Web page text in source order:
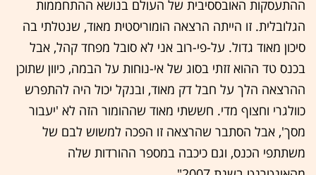
ההתעסקות האובססיבית של העולם בנושא ההתחממות
הגלובלית. זו הייתה הרצאה הומוריסטית מאוד, שנטלתי בה
סיכון מאוד גדול. על-פי-רוב אני לא סובל מפחד קהל, אבל
בכנס טד ההוא זזתי בסוג של אי-נוחות על הבמה, כיוון שתוכן
ההרצאה הלך על חבל דק מאוד, ובנקל יכול היה להתפרש
כוולגרי וחצוף מדי. חששתי מאוד שההומור הזה לא 'יעבור
מסך', אבל הסתבר שהרצאה זו הפכה למשוש לבם של
משתתפי הכנס, וגם כיכבה במספר ההורדות שלה